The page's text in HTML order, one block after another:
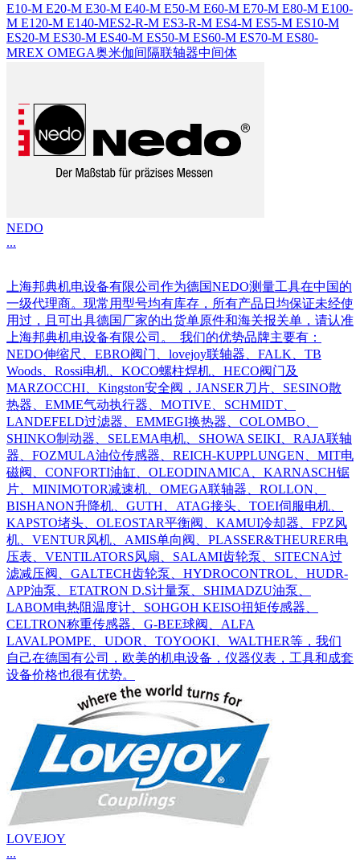
E10-M E20-M E30-M E40-M E50-M E60-M E70-M E80-M E100-
M E120-M E140-MES2-R-M ES3-R-M ES4-M ES5-M ES10-M
ES20-M ES30-M ES40-M ES50-M ES60-M ES70-M ES80-
MREX OMEGA奥米伽间隔联轴器中间体
NEDO
...
上海邦典机电设备有限公司作为德国NEDO测量工具在中国的
一级代理商。现常用型号均有库存，所有产品日均保证未经使
用过，且可出具德国厂家的出货单原件和海关报关单，请认准
上海邦典机电设备有限公司。 我们的优势品牌主要有：
NEDO伸缩尺、EBRO阀门、lovejoy联轴器、FALK、TB
Woods、Rossi电机、KOCO螺柱焊机、HECO阀门及
MARZOCCHI、Kingston安全阀，JANSER刀片、SESINO散
热器、EMME气动执行器、MOTIVE、SCHMIDT、
LANDEFELD过滤器、EMMEGI换热器、COLOMBO、
SHINKO制动器、SELEMA电机、SHOWA SEIKI、RAJA联轴
器、FOZMULA油位传感器、REICH-KUPPLUNGEN、MIT电
磁阀、CONFORTI油缸、OLEODINAMICA、KARNASCH锯
片、MINIMOTOR减速机、OMEGA联轴器、ROLLON、
BISHANON升降机、GUTH、ATAG接头、TOEI伺服电机、
KAPSTO堵头、OLEOSTAR平衡阀、KAMUI冷却器、FPZ风
机、VENTUR风机、AMIS单向阀、PLASSER&THEURER电
压表、VENTILATORS风扇、SALAMI齿轮泵、SITECNA过
滤减压阀、GALTECH齿轮泵、HYDROCONTROL、HUDR-
APP油泵、ETATRON D.S计量泵、SHIMADZU油泵、
LABOM电热阻温度计、SOHGOH KEISO扭矩传感器、
CELTRON称重传感器、G-BEE球阀、ALFA
LAVALPOMPE、UDOR、TOYOOKI、WALTHER等，我们
自己在德国有公司，欧美的机电设备，仪器仪表，工具和成套
设备价格也很有优势。
LOVEJOY
...